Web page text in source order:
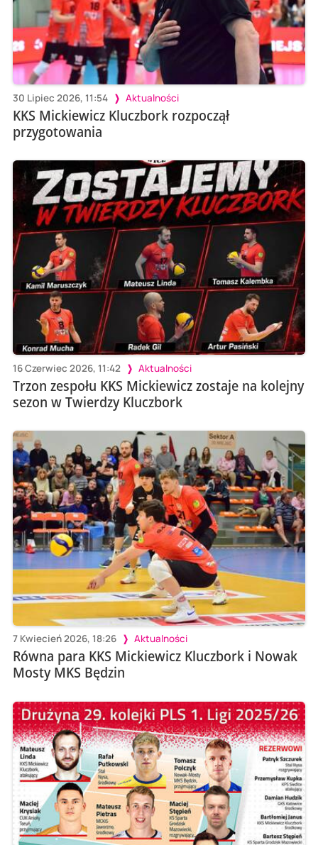
30 Lipiec 2026, 11:54 Aktualności
KKS Mickiewicz Kluczbork rozpoczął
przygotowania
16 Czerwiec 2026, 11:42 Aktualności
Trzon zespołu KKS Mickiewicz zostaje na kolejny
sezon w Twierdzy Kluczbork
7 Kwiecień 2026, 18:26 Aktualności
Równa para KKS Mickiewicz Kluczbork i Nowak
Mosty MKS Będzin